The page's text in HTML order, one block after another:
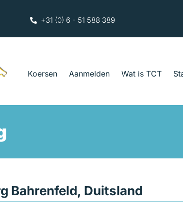
+31 (0) 6 - 51 588 389
Koersen Aanmelden Wat is TCT
Bahrenfeld, Duitsland